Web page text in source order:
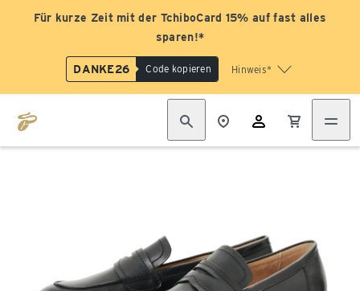
Für kurze Zeit mit der TchiboCard 15% auf fast alles
sparen!*
DANKE26 Code kopieren Hinweis*